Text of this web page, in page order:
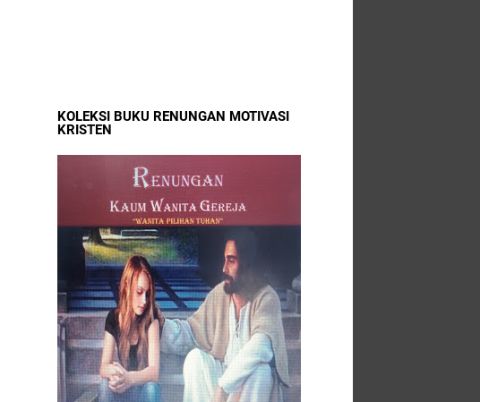
KOLEKSI BUKU RENUNGAN MOTIVASI
KRISTEN